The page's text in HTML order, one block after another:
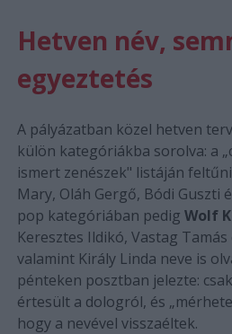
Hetven név,
egyeztetés
A pályázatban közel hetven
külön kategóriákba sorolva: a
ismert zenészek" listáján
Mary, Oláh Gergő, Bódi Guszti
pop kategóriában pedig Wolf
Keresztes Ildikó, Vastag Tamás
valamint Király Linda neve is
pénteken posztban jelezte:
értesült a dologról, és
hogy a nevével visszaéltek.